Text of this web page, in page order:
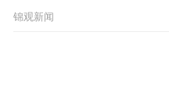
锦观新闻